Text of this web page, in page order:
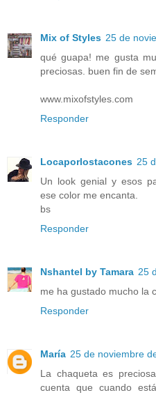
Mix of Styles 25 de
qué guapa! me gusta
preciosas. buen fin de
www.mixofstyles.com
Responder
Locaporlostacones 25
Un look genial y esos
ese color me encanta.
bs
Responder
Nshantel by Tamara 25
me ha gustado mucho la
Responder
María 25 de noviembre
La chaqueta es
cuenta que cuando